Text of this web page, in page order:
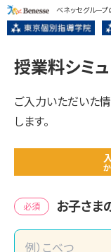
ベネッセグルー
授業料シミ
ご入力いただいた
します。
必須 お子さま